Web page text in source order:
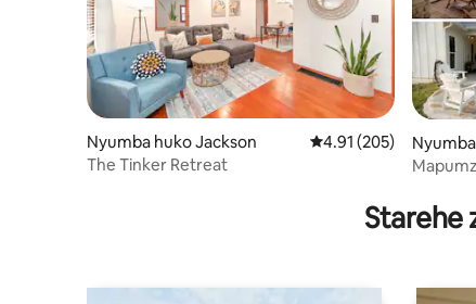
Nyumba huko Jackson Ukadiriaji wa wastani
4.91 (205)
The Tinker Retreat
Starehe